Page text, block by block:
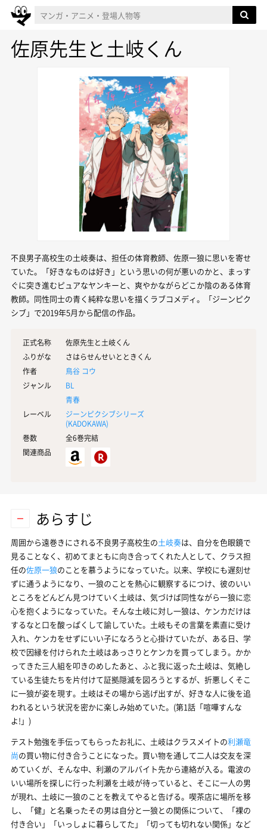
佐原先生と土岐くん
不良男子高校生の土岐奏は、担任の体育教師、佐原一狼に思いを寄せ
ていた。「好きなものは好き」という思いの何が悪いのかと、まっす
ぐに突き進むピュアなヤンキーと、爽やかながらどこか陰のある体育
教師。同性同士の青く純粋な思いを描くラブコメディ。「ジーンピク
シブ」で2019年5月から配信の作品。
正式名称
佐原先生と土岐くん
ふりがな
さはらせんせいとときくん
作者
鳥谷 コウ
ジャンル
BL
青春
レーベル
ジーンピクシブシリーズ
(KADOKAWA)
巻数
全6巻完結
関連商品
あらすじ
周囲から遠巻きにされる不良男子高校生の土岐奏は、自分を色眼鏡で
見ることなく、初めてまともに向き合ってくれた人として、クラス担
任の佐原一狼のことを慕うようになっていた。以来、学校にも遅刻せ
ずに通うようになり、一狼のことを熱心に観察するにつけ、彼のいい
ところをどんどん見つけていく土岐は、気づけば同性ながら一狼に恋
心を抱くようになっていた。そんな土岐に対し一狼は、ケンカだけは
するなと口を酸っぱくして諭していた。土岐もその言葉を素直に受け
入れ、ケンカをせずにいい子になろうと心掛けていたが、ある日、学
校で因縁を付けられた土岐はあっさりとケンカを買ってしまう。かか
ってきた三人組を叩きのめしたあと、ふと我に返った土岐は、気絶し
ている生徒たちを片付けて証拠隠滅を図ろうとするが、折悪しくそこ
に一狼が姿を現す。土岐はその場から逃げ出すが、好きな人に後を追
われるという状況を密かに楽しみ始めていた。(第1話「喧嘩すんな
よ!」)
テスト勉強を手伝ってもらったお礼に、土岐はクラスメイトの利瀬竜
尚の買い物に付き合うことになった。買い物を通して二人は交友を深
めていくが、そんな中、利瀬のアルバイト先から連絡が入る。電波の
いい場所を探しに行った利瀬を土岐が待っていると、そこに一人の男
が現れ、土岐に一狼のことを教えてやると告げる。喫茶店に場所を移
し、「健」と名乗ったその男は自分と一狼との関係について、「裸の
付き合い」「いっしょに暮らしてた」「切っても切れない関係」など